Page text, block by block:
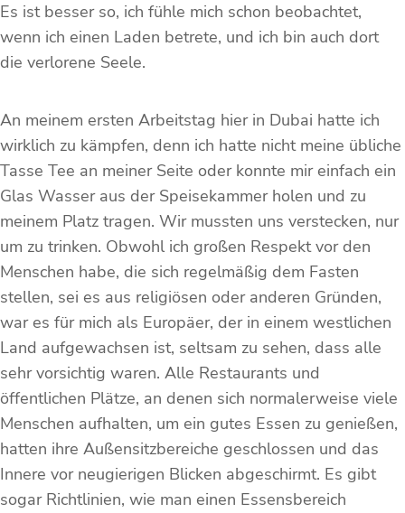
Es ist besser so, ich fühle mich schon beobachtet,
wenn ich einen Laden betrete, und ich bin auch dort
die verlorene Seele.
An meinem ersten Arbeitstag hier in Dubai hatte ich
wirklich zu kämpfen, denn ich hatte nicht meine übliche
Tasse Tee an meiner Seite oder konnte mir einfach ein
Glas Wasser aus der Speisekammer holen und zu
meinem Platz tragen. Wir mussten uns verstecken, nur
um zu trinken. Obwohl ich großen Respekt vor den
Menschen habe, die sich regelmäßig dem Fasten
stellen, sei es aus religiösen oder anderen Gründen,
war es für mich als Europäer, der in einem westlichen
Land aufgewachsen ist, seltsam zu sehen, dass alle
sehr vorsichtig waren. Alle Restaurants und
öffentlichen Plätze, an denen sich normalerweise viele
Menschen aufhalten, um ein gutes Essen zu genießen,
hatten ihre Außensitzbereiche geschlossen und das
Innere vor neugierigen Blicken abgeschirmt. Es gibt
sogar Richtlinien, wie man einen Essensbereich